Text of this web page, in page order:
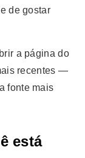
de gostar
a página do
recentes —
fonte mais
está